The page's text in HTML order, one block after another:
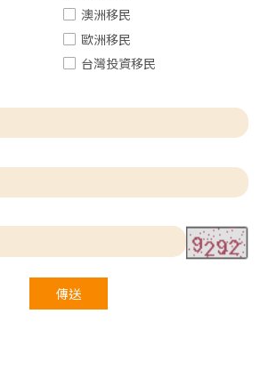
澳洲移民
歐洲移民
台灣投資移民
傳送